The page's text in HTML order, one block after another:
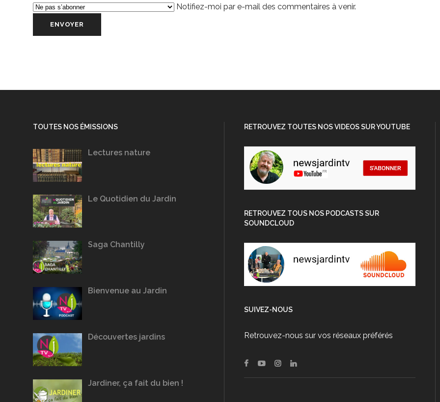
Notifiez-moi par e-mail des commentaires à venir.
TOUTES NOS ÉMISSIONS
Lectures nature
Le Quotidien du Jardin
Saga Chantilly
Bienvenue au Jardin
Découvertes jardins
Jardiner, ça fait du bien !
RETROUVEZ TOUTES NOS VIDEOS SUR YOUTUBE
RETROUVEZ TOUS NOS PODCASTS SUR
SOUNDCLOUD
SUIVEZ-NOUS
Retrouvez-nous sur vos réseaux préférés